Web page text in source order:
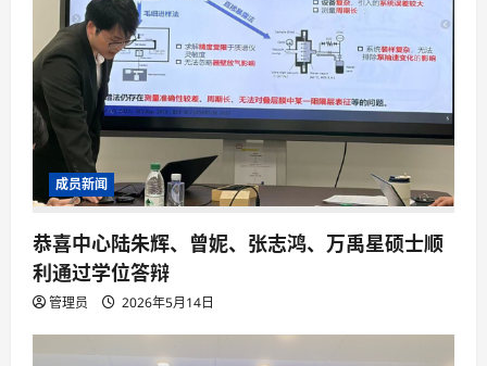
成员新闻
恭喜中心陆朱辉、曾妮、张志鸿、万禹星硕士顺
利通过学位答辩
管理员 2026年5月14日